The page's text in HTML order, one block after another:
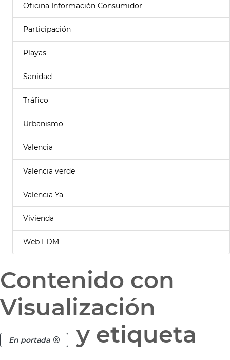
Oficina Información Consumidor
Participación
Playas
Sanidad
Tráfico
Urbanismo
Valencia
Valencia verde
Valencia Ya
Vivienda
Web FDM
Contenido con
Visualización
En portada
y etiqueta